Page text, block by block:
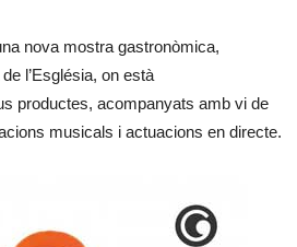
nova mostra gastronòmica,
l’Església, on està
productes, acompanyats amb vi de
musicals i actuacions en directe.